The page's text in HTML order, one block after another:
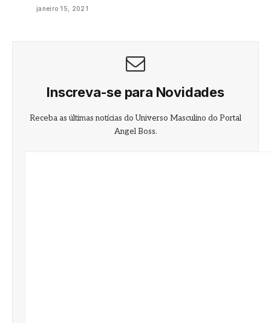
janeiro 15, 2021
Inscreva-se para Novidades
Receba as últimas notícias do Universo Masculino do Portal
Angel Boss.